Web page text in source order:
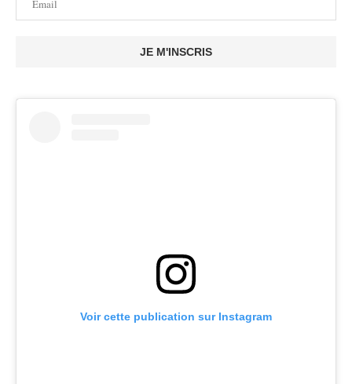
JE M'INSCRIS
Voir cette publication sur Instagram